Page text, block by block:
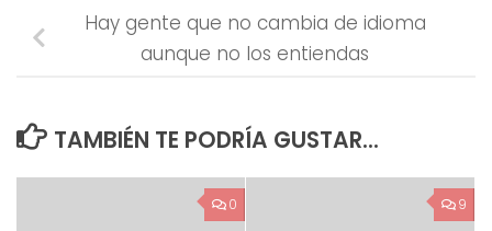
Hay gente que no cambia de idioma
aunque no los entiendas
TAMBIÉN TE PODRÍA GUSTAR...
0 9